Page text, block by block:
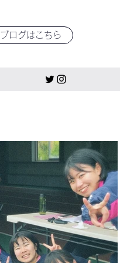
ブログはこちら